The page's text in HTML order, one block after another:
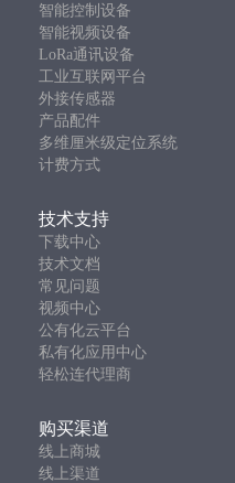
子元器件质量。
食品加工 ：环境温湿度直
全。
医药生产
：生产环境需要
净环境要求较高。
新能源及锂电池制造
数据中心及设备车间
：环
漏水风险。
如果仍采用人工巡检方式，
无法实现 24 小时连续监测
异常情况不能第一时间发
历史数据难以统计分析；
多车间统一管理效率较低。
智能控制设备
智能视频设备
LoRa通讯设备
工业互联网平台
外接传感器
产品配件
多维厘米级定位系统
计费方式
技术支持
下载中心
技术文档
常见问题
视频中心
公有化云平台
私有化应用中心
轻松连代理商
购买渠道
线上商城
线上渠道